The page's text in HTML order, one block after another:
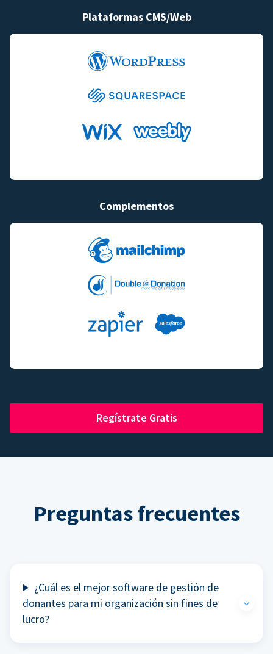
Plataformas CMS/Web
Complementos
Regístrate Gratis
Preguntas frecuentes
¿Cuál es el mejor software de gestión de
donantes para mi organización sin fines de
lucro?